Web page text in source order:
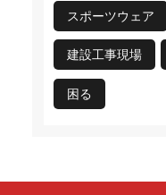
スポーツウェア
建設工事現場
困る